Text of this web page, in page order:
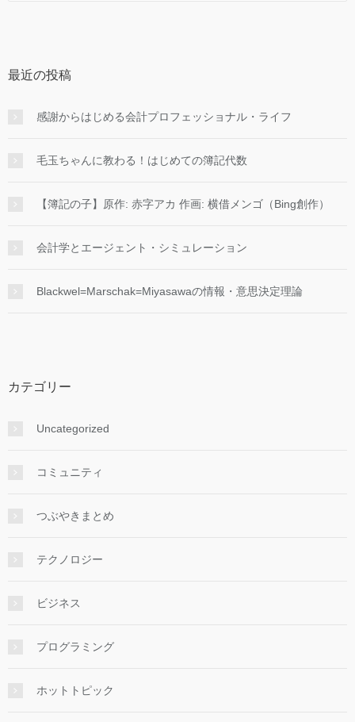
最近の投稿
感謝からはじめる会計プロフェッショナル・ライフ
毛玉ちゃんに教わる！はじめての簿記代数
【簿記の子】原作: 赤字アカ 作画: 横借メンゴ（Bing創作）
会計学とエージェント・シミュレーション
Blackwel=Marschak=Miyasawaの情報・意思決定理論
カテゴリー
Uncategorized
コミュニティ
つぶやきまとめ
テクノロジー
ビジネス
プログラミング
ホットトピック